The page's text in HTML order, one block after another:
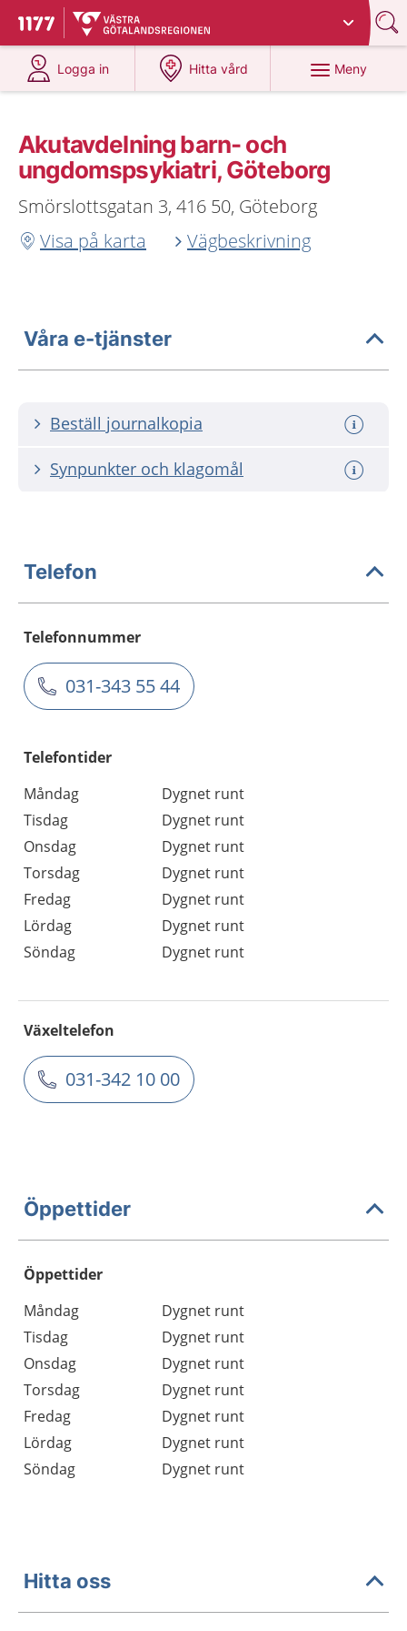
Till startsidan för 1177
Du har valt region
Logga in
på 1177.se
Hitta vård
på 1177.se
Meny
Akutavdelning barn- och
ungdomspsykiatri, Göteborg
Smörslottsgatan 3, 416 50, Göteborg
Visa på karta
Vägbeskrivning
Våra e-tjänster
Beställ journalkopia
Synpunkter och klagomål
Telefon
Telefonnummer
031-343 55 44
Telefontider
Måndag
Dygnet runt
Tisdag
Dygnet runt
Onsdag
Dygnet runt
Torsdag
Dygnet runt
Fredag
Dygnet runt
Lördag
Dygnet runt
Söndag
Dygnet runt
Växeltelefon
031-342 10 00
Öppettider
Öppettider
Dag
Öppettider
Kommentarer
Måndag
Dygnet runt
Tisdag
Dygnet runt
Onsdag
Dygnet runt
Torsdag
Dygnet runt
Fredag
Dygnet runt
Lördag
Dygnet runt
Söndag
Dygnet runt
Hitta oss